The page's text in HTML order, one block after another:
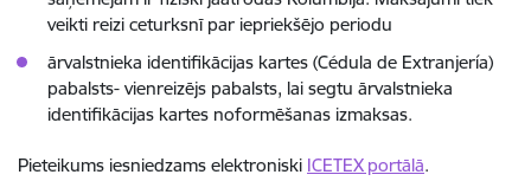
veikti reizi ceturksnī par iepriekšējo periodu
ārvalstnieka identifikācijas kartes (Cédula de Extranjería)
pabalsts- vienreizējs pabalsts, lai segtu ārvalstnieka
identifikācijas kartes noformēšanas izmaksas.
Pieteikums iesniedzams elektroniski ICETEX portālā.